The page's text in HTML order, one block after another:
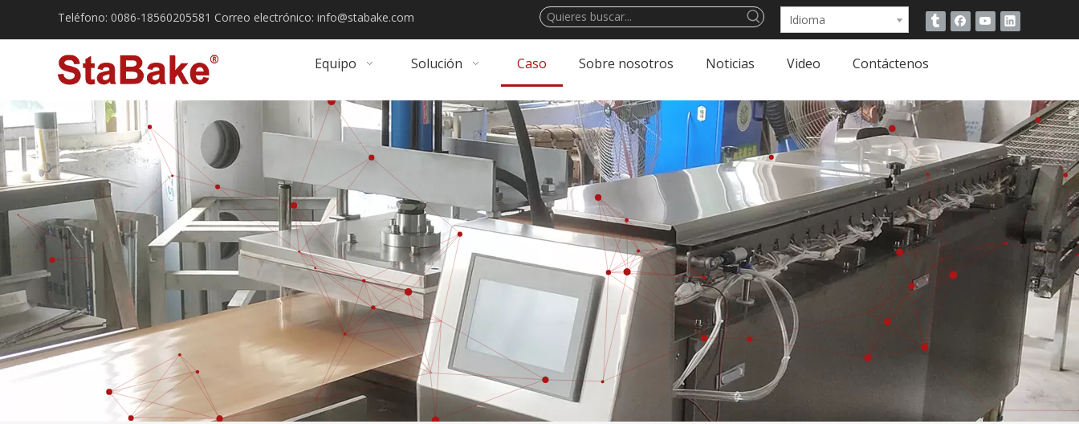
Teléfono: 0086-18560205581 Correo electrónico: info@stabake.com Idioma
Equipo Solución Caso Sobre nosotros Noticias Video Contáctenos